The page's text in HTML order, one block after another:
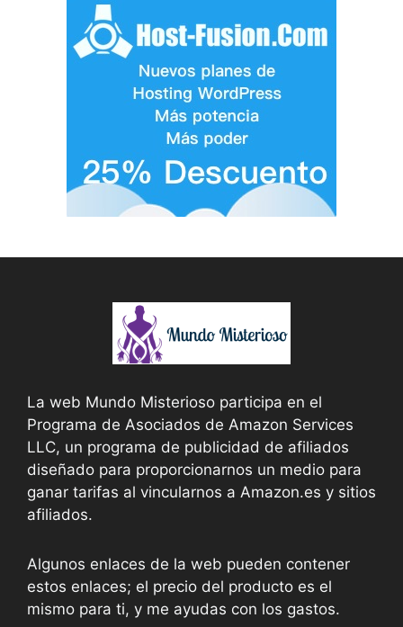
La web Mundo Misterioso participa en el
Programa de Asociados de Amazon Services
LLC, un programa de publicidad de afiliados
diseñado para proporcionarnos un medio para
ganar tarifas al vincularnos a Amazon.es y sitios
afiliados.
Algunos enlaces de la web pueden contener
estos enlaces; el precio del producto es el
mismo para ti, y me ayudas con los gastos.